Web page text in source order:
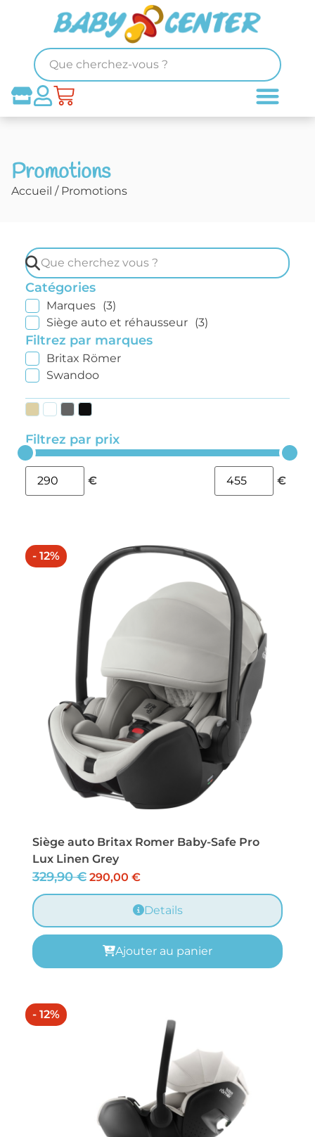
Promotions
Accueil / Promotions
Catégories
Marques (3)
Siège auto et réhausseur (3)
Filtrez par marques
Britax Römer
Swandoo
Filtrez par prix
€ €
- 12%
Siège auto Britax Romer Baby-Safe Pro
Lux Linen Grey
329,90€ 290,00 €
Details
Ajouter au panier
- 12%